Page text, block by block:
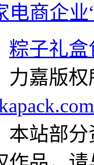
电商企业
粽子礼
力嘉版权
本站部